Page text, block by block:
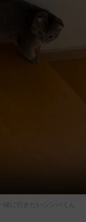
一緒に行きたいシンバくん